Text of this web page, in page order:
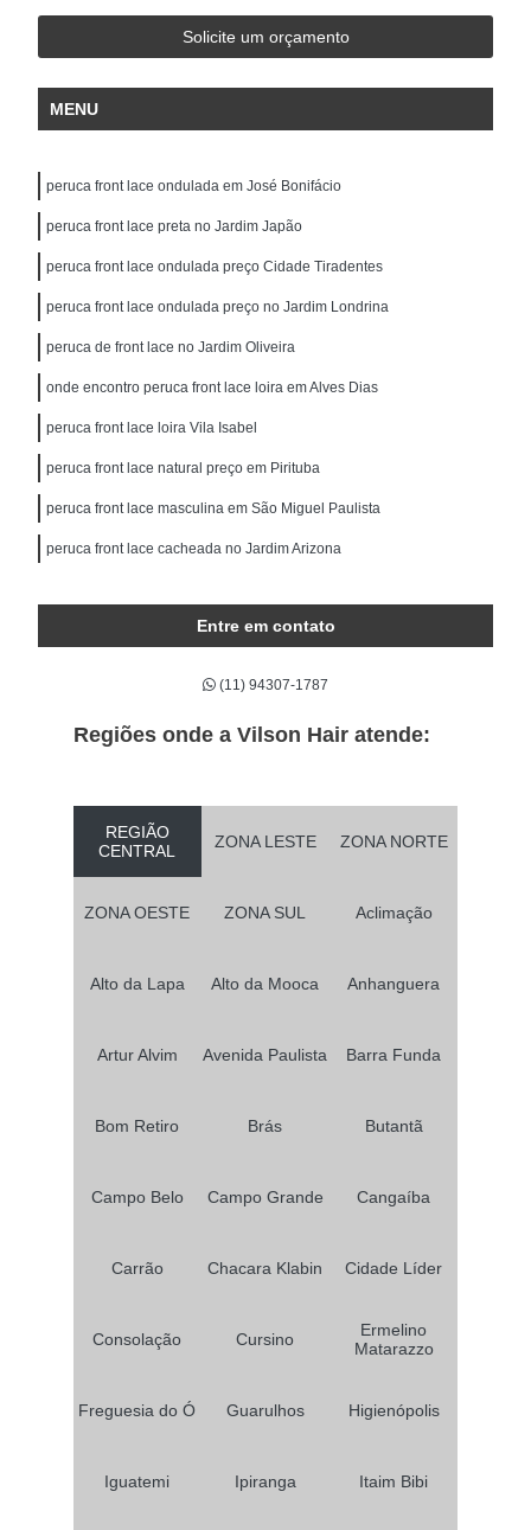
Solicite um orçamento
MENU
peruca front lace ondulada em José Bonifácio
peruca front lace preta no Jardim Japão
peruca front lace ondulada preço Cidade Tiradentes
peruca front lace ondulada preço no Jardim Londrina
peruca de front lace no Jardim Oliveira
onde encontro peruca front lace loira em Alves Dias
peruca front lace loira Vila Isabel
peruca front lace natural preço em Pirituba
peruca front lace masculina em São Miguel Paulista
peruca front lace cacheada no Jardim Arizona
Entre em contato
(11) 94307-1787
Regiões onde a Vilson Hair atende:
REGIÃO
CENTRAL
ZONA LESTE ZONA NORTE
ZONA OESTE ZONA SUL Aclimação
Alto da Lapa Alto da Mooca Anhanguera
Artur Alvim Avenida Paulista Barra Funda
Bom Retiro Brás Butantã
Campo Belo Campo Grande Cangaíba
Carrão Chacara Klabin Cidade Líder
Consolação Cursino
Ermelino
Matarazzo
Freguesia do Ó Guarulhos Higienópolis
Iguatemi Ipiranga Itaim Bibi